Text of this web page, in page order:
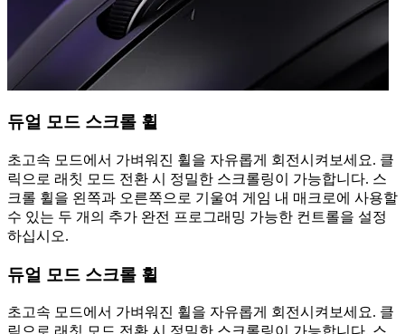
듀얼 모드 스크롤 휠
초고속 모드에서 가벼워진 휠을 자유롭게 회전시켜보세요. 클
릭으로 래칫 모드 전환 시 정밀한 스크롤링이 가능합니다. 스
크롤 휠을 왼쪽과 오른쪽으로 기울여 게임 내 매크로에 사용할
수 있는 두 개의 추가 완전 프로그래밍 가능한 컨트롤을 설정
하십시오.
듀얼 모드 스크롤 휠
초고속 모드에서 가벼워진 휠을 자유롭게 회전시켜보세요. 클